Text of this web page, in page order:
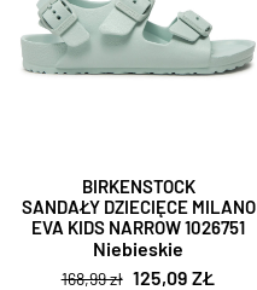
BIRKENSTOCK
SANDAŁY DZIECIĘCE MILANO
EVA KIDS NARROW 1026751
Niebieskie
168,99 zł 125,09 ZŁ